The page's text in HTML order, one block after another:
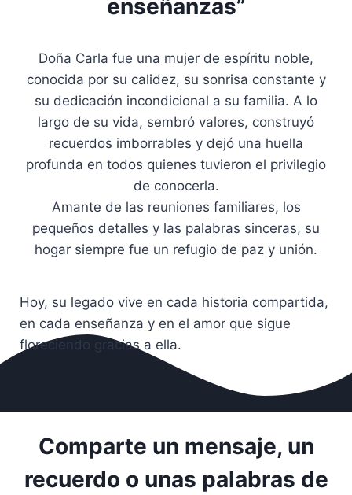
enseñanzas”
Doña Carla fue una mujer de espíritu noble,
conocida por su calidez, su sonrisa constante y
su dedicación incondicional a su familia. A lo
largo de su vida, sembró valores, construyó
recuerdos imborrables y dejó una huella
profunda en todos quienes tuvieron el privilegio
de conocerla.
Amante de las reuniones familiares, los
pequeños detalles y las palabras sinceras, su
hogar siempre fue un refugio de paz y unión.
Hoy, su legado vive en cada historia compartida,
en cada enseñanza y en el amor que sigue
floreciendo gracias a ella.
Comparte un mensaje, un
recuerdo o unas palabras de